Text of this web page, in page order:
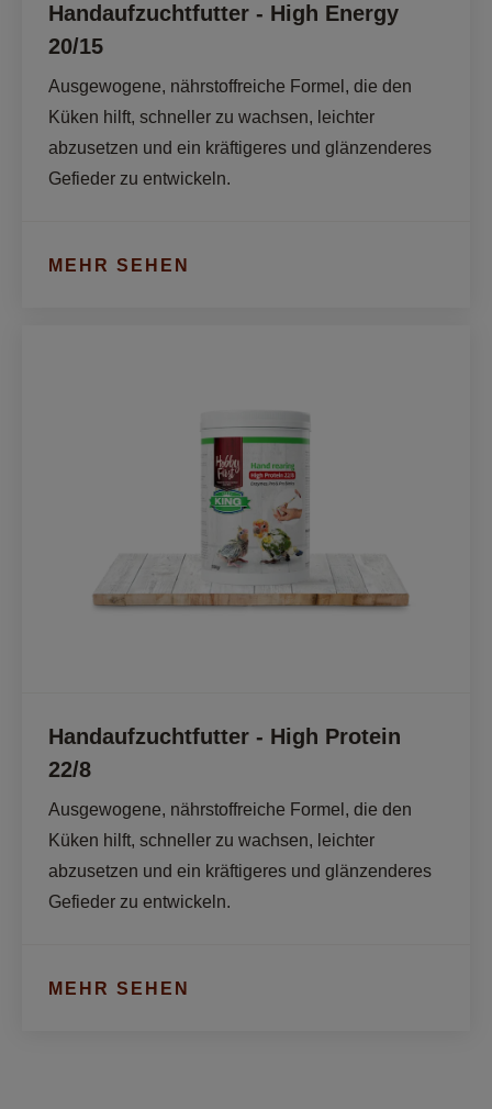
Handaufzuchtfutter - High Energy
20/15
Ausgewogene, nährstoffreiche Formel, die den
Küken hilft, schneller zu wachsen, leichter
abzusetzen und ein kräftigeres und glänzenderes
Gefieder zu entwickeln.
MEHR SEHEN
Handaufzuchtfutter - High Protein
22/8
Ausgewogene, nährstoffreiche Formel, die den
Küken hilft, schneller zu wachsen, leichter
abzusetzen und ein kräftigeres und glänzenderes
Gefieder zu entwickeln.
MEHR SEHEN